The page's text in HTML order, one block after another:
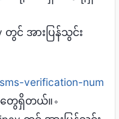
တွင် အားပြန်သွင်း
verification-num
ေရှိတယ်။。